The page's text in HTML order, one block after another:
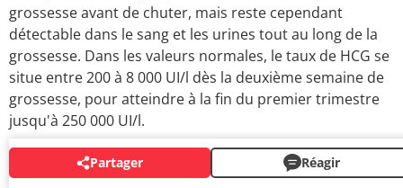
grossesse avant de chuter, mais reste cependant
détectable dans le sang et les urines tout au long de la
grossesse. Dans les valeurs normales, le taux de HCG se
situe entre 200 à 8 000 UI/l dès la deuxième semaine de
grossesse, pour atteindre à la fin du premier trimestre
jusqu'à 250 000 UI/l.
Partager Réagir
AUTOUR DU MÊME SUJET